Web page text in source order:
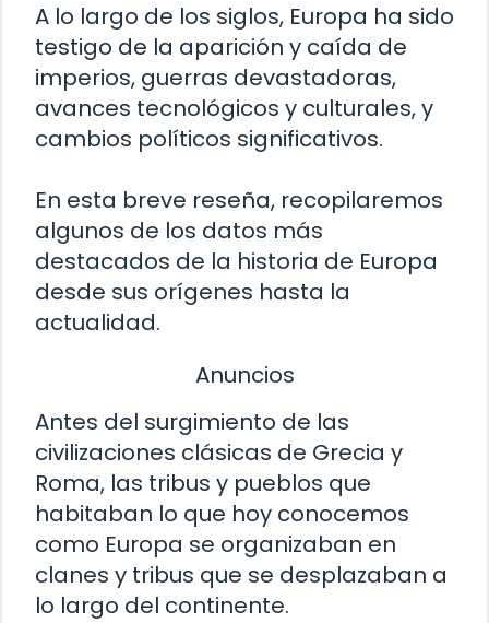
A lo largo de los siglos, Europa ha sido
testigo de la aparición y caída de
imperios, guerras devastadoras,
avances tecnológicos y culturales, y
cambios políticos significativos.
En esta breve reseña, recopilaremos
algunos de los datos más
destacados de la historia de Europa
desde sus orígenes hasta la
actualidad.
Anuncios
Antes del surgimiento de las
civilizaciones clásicas de Grecia y
Roma, las tribus y pueblos que
habitaban lo que hoy conocemos
como Europa se organizaban en
clanes y tribus que se desplazaban a
lo largo del continente.